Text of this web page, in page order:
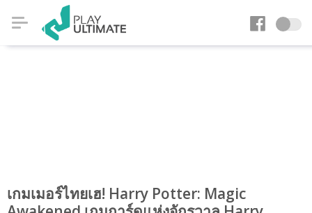
เกมเมอร์ไทยเฮ! Harry Potter: Magic